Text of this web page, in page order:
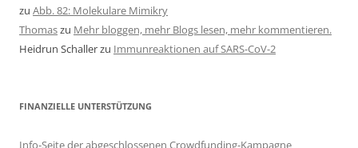
zu Abb. 82: Molekulare Mimikry
Thomaszu Mehr bloggen, mehr Blogs lesen, mehr kommentieren.
Heidrun Schallerzu Immunreaktionen auf SARS-CoV-2
FINANZIELLE UNTERSTÜTZUNG
Info-Seite der abgeschlossenen Crowdfunding-Kampagne